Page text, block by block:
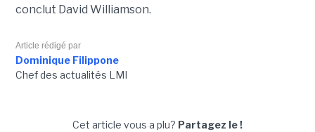
conclut David Williamson.
Article rédigé par
Dominique Filippone
Chef des actualités LMI
Cet article vous a plu? Partagez le !